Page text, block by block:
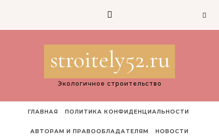
stroitely52.ru
Экологичное строительство
ГЛАВНАЯ ПОЛИТИКА КОНФИДЕНЦИАЛЬНОСТИ
АВТОРАМ И ПРАВООБЛАДАТЕЛЯМ НОВОСТИ